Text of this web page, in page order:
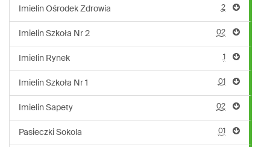
Imielin Ośrodek Zdrowia 2
Imielin Szkoła Nr 2 02
Imielin Rynek 1
Imielin Szkoła Nr 1 01
Imielin Sapety 02
Pasieczki Sokola 01